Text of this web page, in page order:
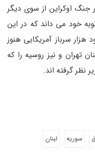
جنگ اوکراین از سوی دیگر
خود می داند که در این
سرباز آمریکایی هنوز
تهران و نیز روسیه را که
نظر گرفته اند.
سوریه
لبنان